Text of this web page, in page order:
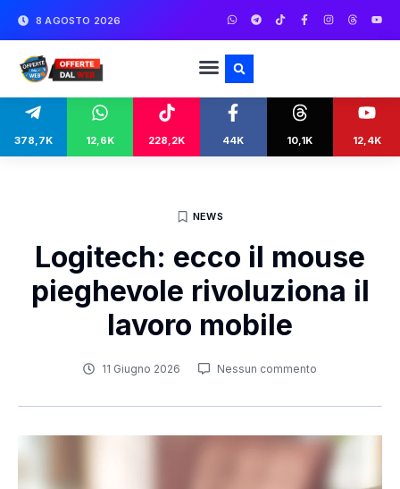
8 AGOSTO 2026
378,7K 12,6K 228,2K 44K 10,1K 12,4K
NEWS
Logitech: ecco il mouse
pieghevole rivoluziona il
lavoro mobile
11 Giugno 2026 Nessun commento